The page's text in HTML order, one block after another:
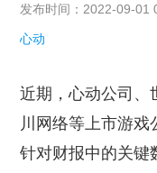
发布时间：2022-09-01
心动
近期，心动公司、
川网络等上市游戏
针对财报中的关键